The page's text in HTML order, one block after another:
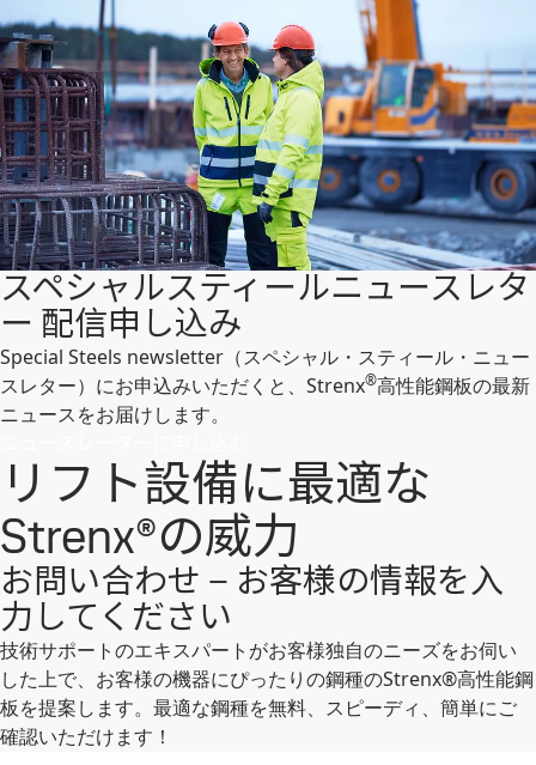
スペシャルスティールニュースレタ
ー 配信申し込み
Special Steels newsletter（スペシャル・スティール・ニュー
スレター）にお申込みいただくと、Strenx®高性能鋼板の最新
ニュースをお届けします。
リフト設備に最適な
Strenx®の威力
お問い合わせ – お客様の情報を入
力してください
技術サポートのエキスパートがお客様独自のニーズをお伺い
した上で、お客様の機器にぴったりの鋼種のStrenx®高性能鋼
板を提案します。最適な鋼種を無料、スピーディ、簡単にご
確認いただけます！